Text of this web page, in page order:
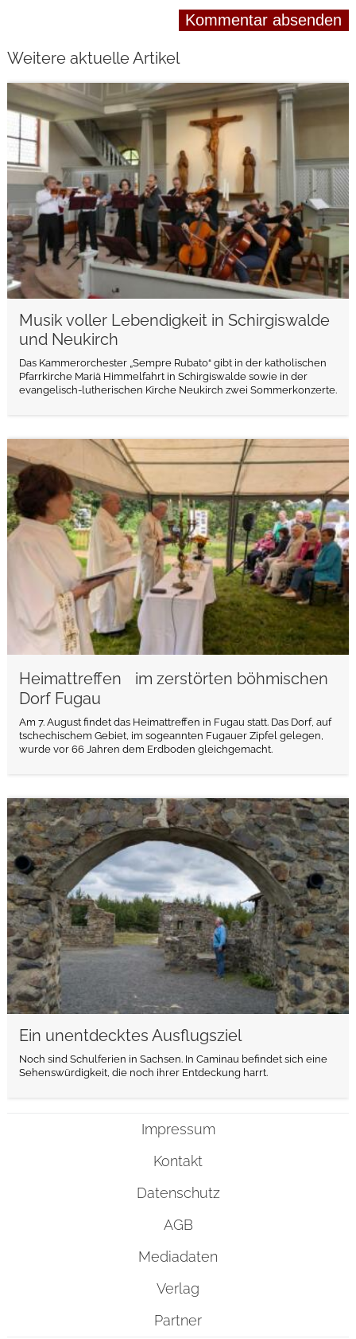
Weitere aktuelle Artikel
Musik voller Lebendigkeit in Schirgiswalde
und Neukirch
Das Kammerorchester „Sempre Rubato“ gibt in der katholischen
Pfarrkirche Mariä Himmelfahrt in Schirgiswalde sowie in der
evangelisch-lutherischen Kirche Neukirch zwei Sommerkonzerte.
weiterlesen
Heimattreffen im zerstörten böhmischen
Dorf Fugau
Am 7. August findet das Heimattreffen in Fugau statt. Das Dorf, auf
tschechischem Gebiet, im sogeannten Fugauer Zipfel gelegen,
wurde vor 66 Jahren dem Erdboden gleichgemacht.
weiterlesen
Ein unentdecktes Ausflugsziel
Noch sind Schulferien in Sachsen. In Caminau befindet sich eine
Sehenswürdigkeit, die noch ihrer Entdeckung harrt.
weiterlesen
Impressum
Kontakt
Datenschutz
AGB
Mediadaten
Verlag
Partner